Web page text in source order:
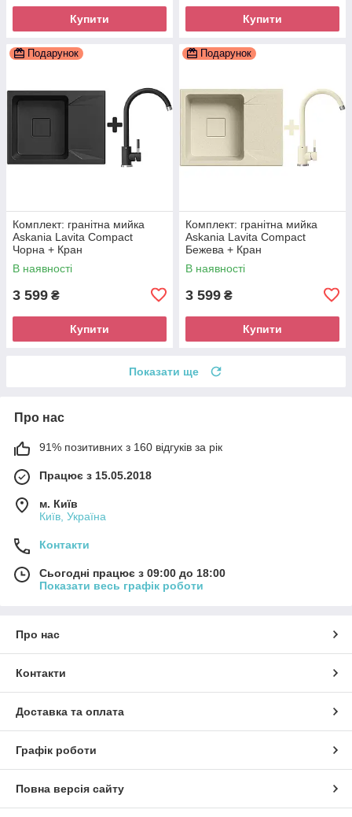
Купити Купити
Подарунок
Комплект: гранітна мийка
Askania Lavita Compact
Чорна + Кран
В наявності
3 599 ₴
Купити
Подарунок
Комплект: гранітна мийка
Askania Lavita Compact
Бежева + Кран
В наявності
3 599 ₴
Купити
Показати ще
Про нас
91% позитивних з 160 відгуків за рік
Працює з 15.05.2018
м. Київ
Київ, Україна
Контакти
Сьогодні працює з 09:00 до 18:00
Показати весь графік роботи
Про нас
Контакти
Доставка та оплата
Графік роботи
Повна версія сайту